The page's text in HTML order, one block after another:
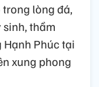
lòng đá,
thầm
Phúc tại
xung phong